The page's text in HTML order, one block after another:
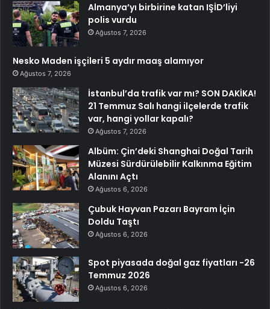
Almanya’yı birbirine katan IŞİD’liyi
polis vurdu
Ağustos 7, 2026
Nesko Maden işçileri 5 aydır maaş alamıyor
Ağustos 7, 2026
İstanbul’da trafik var mı? SON DAKİKA!
21 Temmuz Salı hangi ilçelerde trafik
var, hangi yollar kapalı?
Ağustos 7, 2026
Albüm: Çin’deki Shanghai Doğal Tarih
Müzesi Sürdürülebilir Kalkınma Eğitim
Alanını Açtı
Ağustos 6, 2026
Çubuk Hayvan Pazarı Bayram İçin
Doldu Taştı
Ağustos 6, 2026
Spot piyasada doğal gaz fiyatları -26
Temmuz 2026
Ağustos 6, 2026